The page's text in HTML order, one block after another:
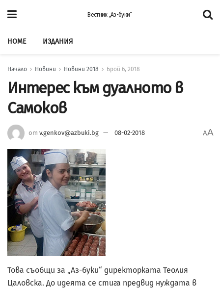
Вестник „Аз-буки”
HOME ИЗДАНИЯ
Начало Новини Новини 2018 Брой 6, 2018
Интерес към дуалното в
Самоков
от v.genkov@azbuki.bg 08-02-2018 AA
Това съобщи за „Аз-буки“ директорката Теолия
Цаловска. До идеята се стига предвид нуждата в